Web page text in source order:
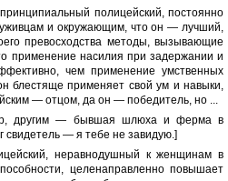
полицейский, постоянно
и окружающим, что он — лучший,
превосходства методы, вызывающие
применение насилия при задержании и
чем применение умственных
блестяще применяет свой ум и навыки,
— отцом, да он — победитель, но ...
другим — бывшая шлюха и ферма в
свидетель — я тебе не завидую.]
неравнодушный к женщинам в
целенаправленно повышает